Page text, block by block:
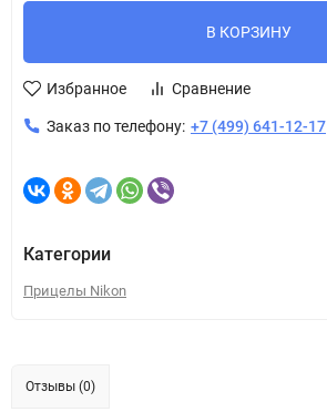
В КОРЗИНУ
Избранное Сравнение
Заказ по телефону: +7 (499) 641-12-17
Категории
Прицелы Nikon
Отзывы (0)